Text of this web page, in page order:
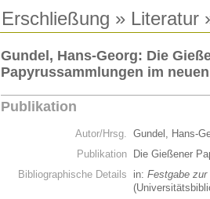
Erschließung » Literatur
Gundel, Hans-Georg: Die
Papyrussammlungen im
Publikation
Autor/Hrsg. Gundel, Hans-
Publikation
Die Gießener
Bibliographische Details
in: Festgabe